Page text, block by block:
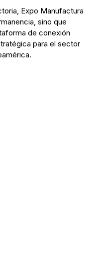
Expo Manufactura
sino que
de conexión
para el sector